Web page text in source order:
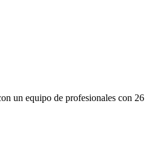
un equipo de profesionales con 26